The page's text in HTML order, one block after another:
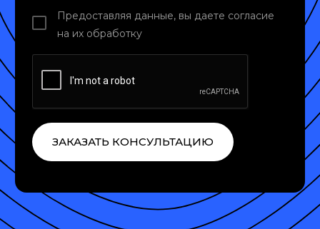
Предоставляя данные, вы даете согласие
на их обработку
ЗАКАЗАТЬ КОНСУЛЬТАЦИЮ